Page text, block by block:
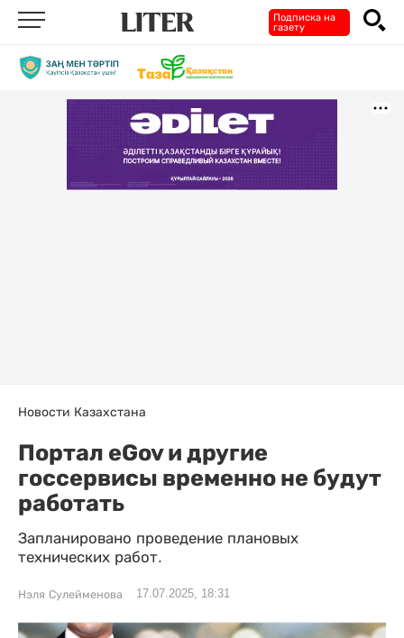
Подписка на
газету
Новости Казахстана
Портал eGov и другие
госсервисы временно не будут
работать
Запланировано проведение плановых
технических работ.
Нэля Сулейменова 17.07.2025, 18:31